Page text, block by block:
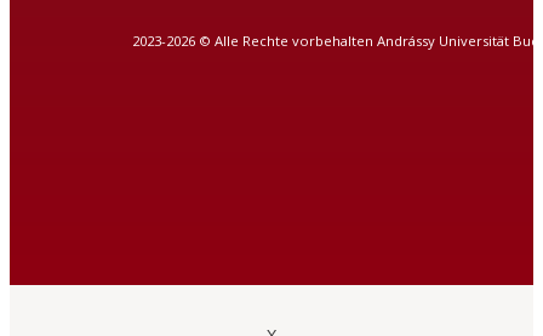
2023-2026 © Alle Rechte vorbehalten Andrássy Universität